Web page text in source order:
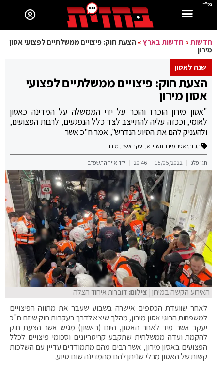
בס"ד
חדשות» חדשות בארץ»הצעת חוק: פיצויים ממשלתיים לפצועי אסון
מירון
שנה לאסון
הצעת חוק: פיצויים ממשלתיים לפצועי
אסון מירון
"אסון מירון הוכרז והוכר על ידי הממשלה על המדינה כאסון
לאומי, וככזה עליה להתייצב לצד כלל הנפגעים, לרבות הפצועים,
ולהעניק להם את הסיוע הנדרש", אמר ח"כ אשר
תגיות: אסון מירון תשפ"א, יעקב אשר, מירון
חגי פלג 15/05/2022
20:46 י"ד אייר התשפ"ב
האירוע הקשה במירון| צילום:דוברות איחוד הצלה
לאחר שוועדת הכספים אישרה בשבוע שעבר את מתווה הפיצויים
למשפחות הרוגי אסון מירון, מהלך שיצא לדרך בעקבות חוק שיזם ח"כ
יעקב אשר מיד לאחר האסון, היום (ראשון) מגיש אשר הצעת חוק
להקמת ועדה ממשלתית שתקבע קריטריונים וסכומי פיצויים לכלל
הפצועים באסון מירון, אשר רבים מהם מתמודדים עדיין עם השלכות
קשות של האסון מבלי שניתן להם מהמדינה שום סיוע.